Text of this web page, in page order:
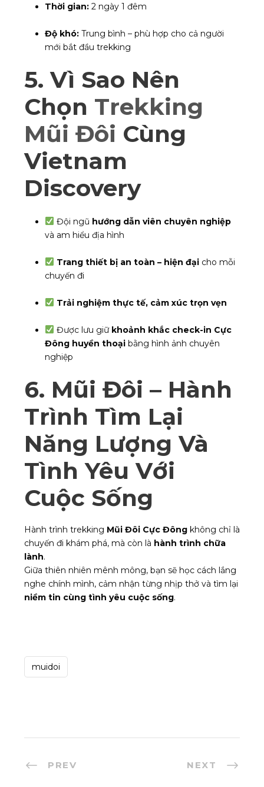
Thời gian: 2 ngày 1 đêm
Độ khó: Trung bình – phù hợp cho cả người
mới bắt đầu trekking
5. Vì Sao Nên
Chọn Trekking
Mũi Đôi Cùng
Vietnam
Discovery
Đội ngũ hướng dẫn viên chuyên nghiệp
và am hiểu địa hình
Trang thiết bị an toàn – hiện đạicho mỗi
chuyến đi
Trải nghiệm thực tế, cảm xúc trọn vẹn
Được lưu giữ khoảnh khắc check-in Cực
Đông huyền thoại bằng hình ảnh chuyên
nghiệp
6. Mũi Đôi – Hành
Trình Tìm Lại
Năng Lượng Và
Tình Yêu Với
Cuộc Sống
Hành trình trekking Mũi Đôi Cực Đông không chỉ là
chuyến đi khám phá, mà còn là hành trình chữa
lành.
Giữa thiên nhiên mênh mông, bạn sẽ học cách lắng
nghe chính mình, cảm nhận từng nhịp thở và tìm lại
niềm tin cùng tình yêu cuộc sống.
muidoi
PREV NEXT